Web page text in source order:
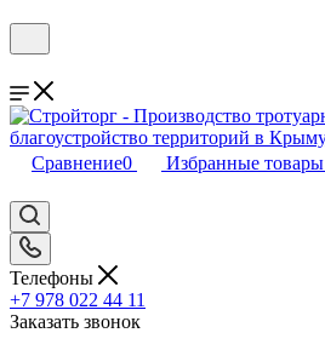
Сравнение0 Избранные товары
Телефоны
+7 978 022 44 11
Заказать звонок